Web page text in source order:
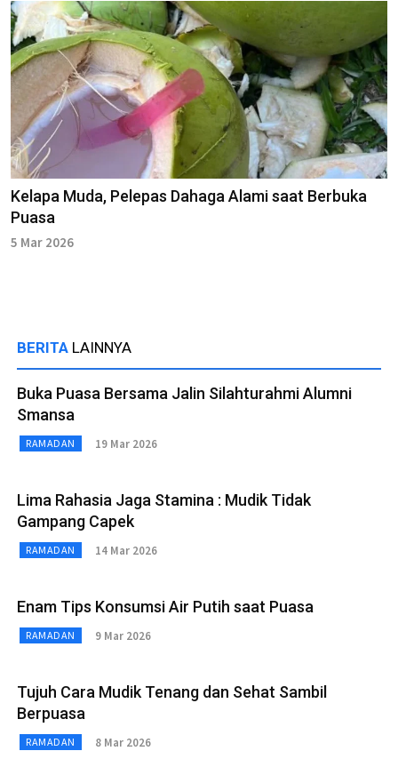
Kelapa Muda, Pelepas Dahaga Alami saat Berbuka
Puasa
5 Mar 2026
BERITA LAINNYA
Buka Puasa Bersama Jalin Silahturahmi Alumni
Smansa
RAMADAN 19 Mar 2026
Lima Rahasia Jaga Stamina : Mudik Tidak
Gampang Capek
RAMADAN 14 Mar 2026
Enam Tips Konsumsi Air Putih saat Puasa
RAMADAN 9 Mar 2026
Tujuh Cara Mudik Tenang dan Sehat Sambil
Berpuasa
RAMADAN 8 Mar 2026